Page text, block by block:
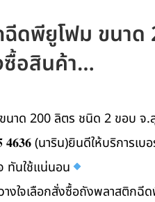
ดพียูโฟม ขนาด
ซื้อสินค้า…
าด 200 ลิตร ชนิด 2 ขอบ จ.
𝟒𝟔𝟑𝟔 (นาริน)ยินดีให้บริการเบ
ทันใช้แน่นอน
งใจเลือกสั่งซื้อถังพลาสติกฉี